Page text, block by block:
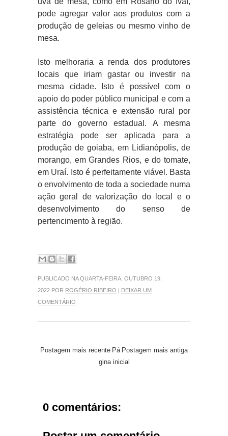
pode agregar valor aos produtos com a
produção de geleias ou mesmo vinho de
mesa.
Isto melhoraria a renda dos produtores
locais que iriam gastar ou investir na
mesma cidade. Isto é possível com o
apoio do poder público municipal e com a
assistência técnica e extensão rural por
parte do governo estadual. A mesma
estratégia pode ser aplicada para a
produção de goiaba, em Lidianópolis, de
morango, em Grandes Rios, e do tomate,
em Uraí. Isto é perfeitamente viável. Basta
o envolvimento de toda a sociedade numa
ação geral de valorização do local e o
desenvolvimento do senso de
pertencimento à região.
PUBLICADO NA QUARTA-FEIRA, OUTUBRO 19,
2022 POR ROGÉRIO RIBEIRO | DEIXAR UM
COMENTÁRIO
Postagem mais recente Postagem mais antiga
Pá
gina inicial
0 comentários: